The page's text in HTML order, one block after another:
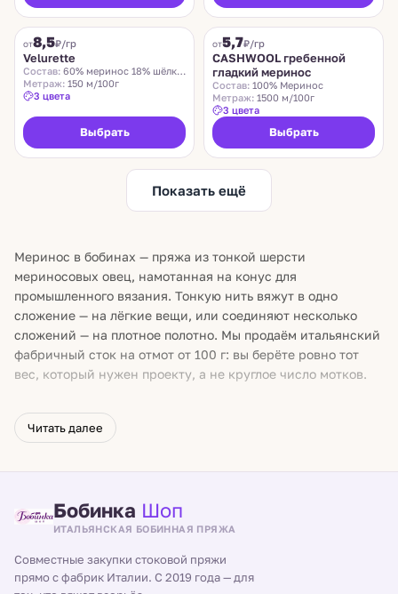
Хит
от8,5₽/гр
Velurette
Состав: 60% меринос 18% шёлк 12% хлопок 10% лён
Метраж: 150 м/100г
3 цвета
Выбрать
от5,7₽/гр
CASHWOOL гребенной
гладкий меринос
Состав: 100% Меринос
Метраж: 1500 м/100г
3 цвета
Выбрать
Показать ещё
Меринос в бобинах — пряжа из тонкой шерсти
мериносовых овец, намотанная на конус для
промышленного вязания. Тонкую нить вяжут в одно
сложение — на лёгкие вещи, или соединяют несколько
сложений — на плотное полотно. Мы продаём итальянский
фабричный сток на отмот от 100 г: вы берёте ровно тот
вес, который нужен проекту, а не круглое число мотков.
Почему выбирают бобинный меринос
Сток обычно дешевле моточной пряжи сопоставимого
на бобине всё же встречаются). А толщину нити вы
собираете сами — числом сложений.
Факты подбора
Extrafine — торговое обозначение тонкого мериноса;
Читать далее
Бобинка Шоп
ИТАЛЬЯНСКАЯ БОБИННАЯ ПРЯЖА
Совместные закупки стоковой пряжи
прямо с фабрик Италии. С 2019 года — для